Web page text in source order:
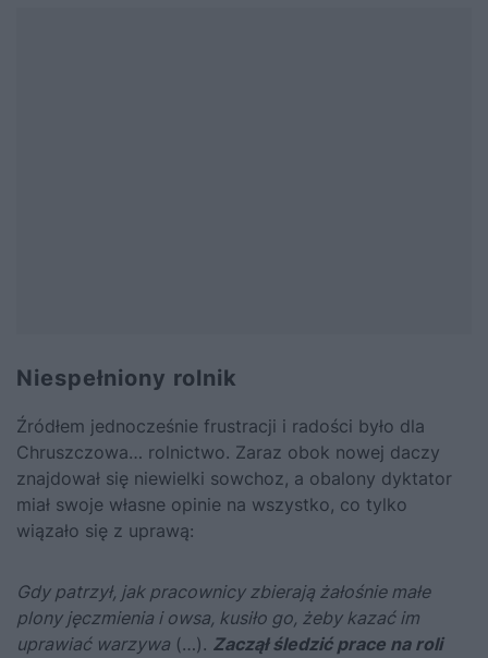
Niespełniony rolnik
Źródłem jednocześnie frustracji i radości było dla
Chruszczowa… rolnictwo. Zaraz obok nowej daczy
znajdował się niewielki sowchoz, a obalony dyktator
miał swoje własne opinie na wszystko, co tylko
wiązało się z uprawą:
Gdy patrzył, jak pracownicy zbierają żałośnie małe
plony jęczmienia i owsa, kusiło go, żeby kazać im
uprawiać warzywa (…). Zaczął śledzić prace na roli